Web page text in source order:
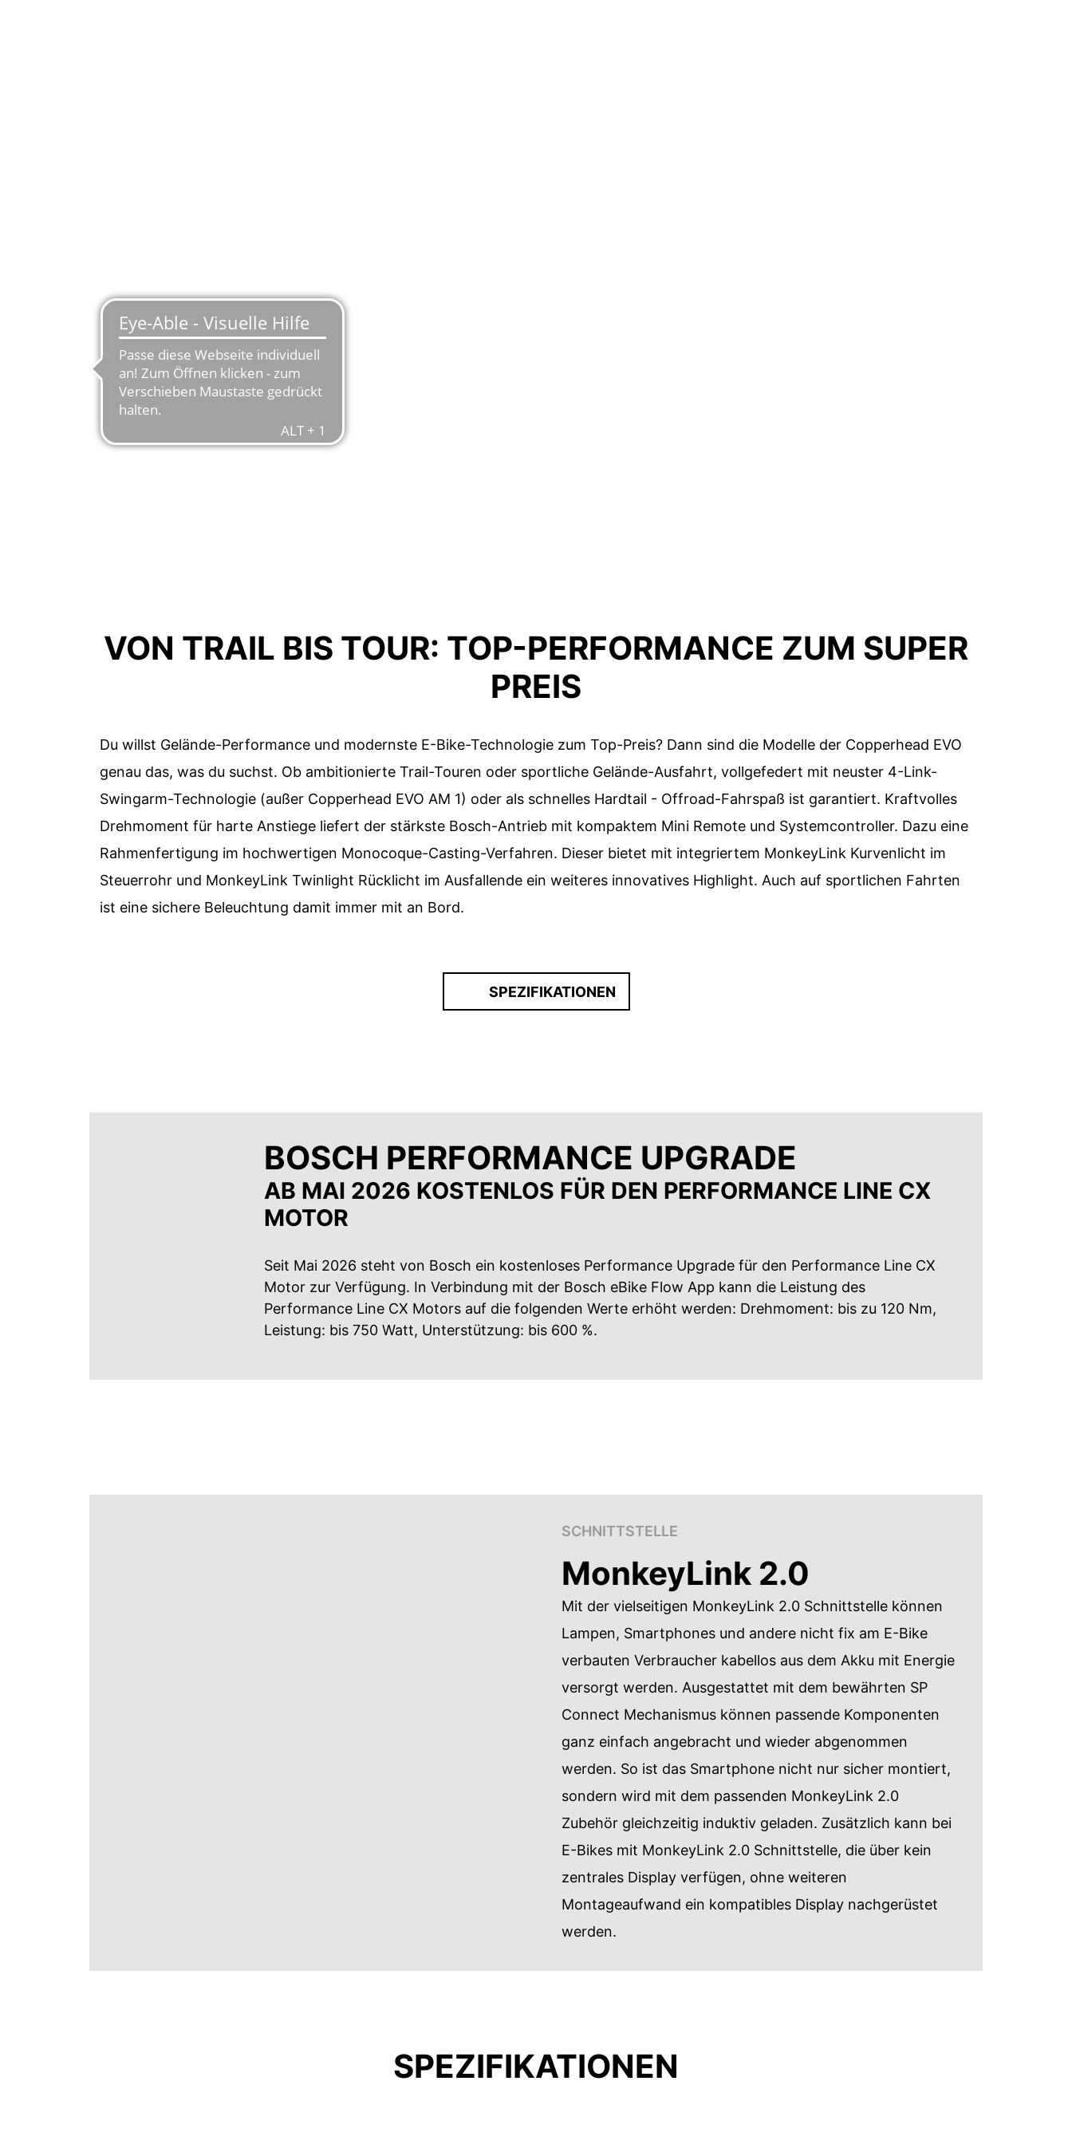
VON TRAIL BIS TOUR: TOP-PERFORMANCE ZUM SUPER
PREIS
Du willst Gelände-Performance und modernste E-Bike-Technologie zum Top-Preis? Dann sind die Modelle der Copperhead EVO
genau das, was du suchst. Ob ambitionierte Trail-Touren oder sportliche Gelände-Ausfahrt, vollgefedert mit neuster 4-Link-
Swingarm-Technologie (außer Copperhead EVO AM 1) oder als schnelles Hardtail - Offroad-Fahrspaß ist garantiert. Kraftvolles
Drehmoment für harte Anstiege liefert der stärkste Bosch-Antrieb mit kompaktem Mini Remote und Systemcontroller. Dazu eine
Rahmenfertigung im hochwertigen Monocoque-Casting-Verfahren. Dieser bietet mit integriertem MonkeyLink Kurvenlicht im
Steuerrohr und MonkeyLink Twinlight Rücklicht im Ausfallende ein weiteres innovatives Highlight. Auch auf sportlichen Fahrten
ist eine sichere Beleuchtung damit immer mit an Bord.
SPEZIFIKATIONEN
BOSCH PERFORMANCE UPGRADE
AB MAI 2026 KOSTENLOS FÜR DEN PERFORMANCE LINE CX
MOTOR
Seit Mai 2026 steht von Bosch ein kostenloses Performance Upgrade für den Performance Line CX
Motor zur Verfügung. In Verbindung mit der Bosch eBike Flow App kann die Leistung des
Performance Line CX Motors auf die folgenden Werte erhöht werden: Drehmoment: bis zu 120 Nm,
Leistung: bis 750 Watt, Unterstützung: bis 600 %.
SCHNITTSTELLE
MonkeyLink 2.0
Mit der vielseitigen MonkeyLink 2.0 Schnittstelle können
Lampen, Smartphones und andere nicht fix am E-Bike
verbauten Verbraucher kabellos aus dem Akku mit Energie
versorgt werden. Ausgestattet mit dem bewährten SP
Connect Mechanismus können passende Komponenten
ganz einfach angebracht und wieder abgenommen
werden. So ist das Smartphone nicht nur sicher montiert,
sondern wird mit dem passenden MonkeyLink 2.0
Zubehör gleichzeitig induktiv geladen. Zusätzlich kann bei
E-Bikes mit MonkeyLink 2.0 Schnittstelle, die über kein
zentrales Display verfügen, ohne weiteren
Montageaufwand ein kompatibles Display nachgerüstet
werden.
SPEZIFIKATIONEN